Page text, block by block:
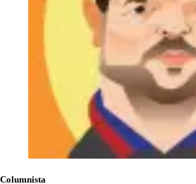
Columnista